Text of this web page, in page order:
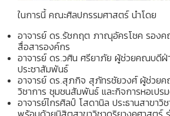
ในการนี้ คณะศิลปกรรมศาสตร์ นำโดย
อาจารย์ ดร.รัชกฤต ภาณุอัครโชค รองค
สื่อสารองค์กร
อาจารย์ ดร.วศิน ศรียาภัย ผู้ช่วยคณบดี
ประชาสัมพันธ์
อาจารย์ ดร.สุภกิจ สุภัทรชัยวงศ์ ผู้ช่วย
วิชาการ ชุมชนสัมพันธ์ และกิจการหอเปร
อาจารย์ไกรศิลป์ โสดานิล ประธานสาขาวิ
พร้อมด้วยนิสิตสาขาวิชาดุริยางคศาสตร์